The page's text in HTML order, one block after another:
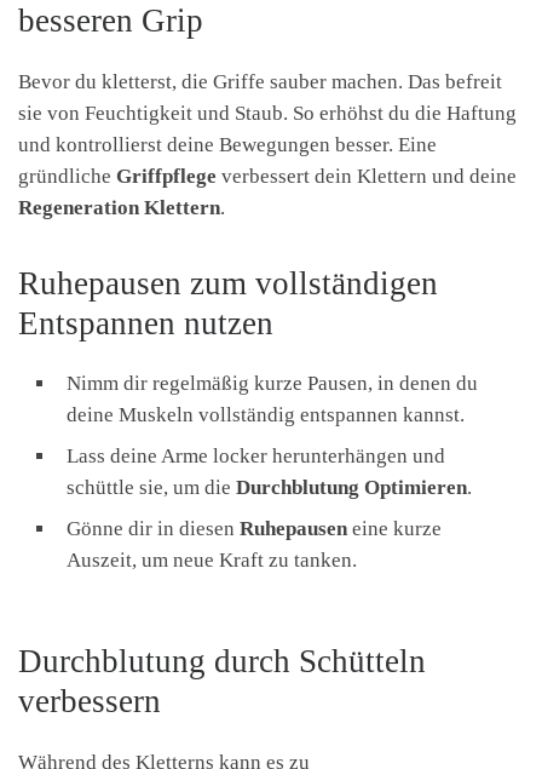
besseren Grip
Bevor du kletterst, die Griffe sauber machen. Das befreit
sie von Feuchtigkeit und Staub. So erhöhst du die Haftung
und kontrollierst deine Bewegungen besser. Eine
gründliche Griffpflege verbessert dein Klettern und deine
Regeneration Klettern.
Ruhepausen zum vollständigen
Entspannen nutzen
Nimm dir regelmäßig kurze Pausen, in denen du
deine Muskeln vollständig entspannen kannst.
Lass deine Arme locker herunterhängen und
schüttle sie, um die Durchblutung Optimieren.
Gönne dir in diesen Ruhepausen eine kurze
Auszeit, um neue Kraft zu tanken.
Durchblutung durch Schütteln
verbessern
Während des Kletterns kann es zu